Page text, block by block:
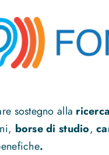
sostegno alla
borse di studio,
.